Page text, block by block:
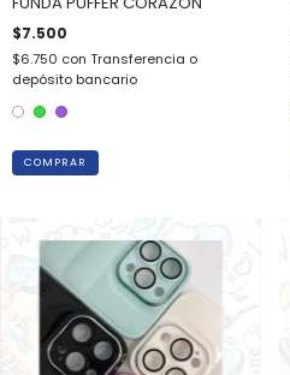
$7.500
$6.750 con Transferencia o
depósito bancario
COMPRAR